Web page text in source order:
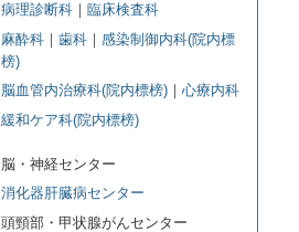
病理診断科 ｜ 臨床検査科
麻酔科 ｜ 歯科 ｜ 感染制御内科(院内標
榜)
脳血管内治療科(院内標榜) ｜ 心療内科
緩和ケア科(院内標榜)
脳・神経センター
消化器肝臓病センター
頭頸部・甲状腺がんセンター